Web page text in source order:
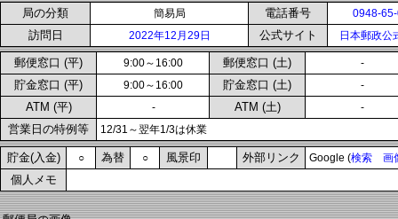
局の分類
簡易局 電話番号 0948-
訪問日 2022年12月29日 公式サイト 日本郵政公
郵便窓口 (平) 9:00～16:00 郵便窓口 (土) -
貯金窓口 (平) 9:00～16:00 貯金窓口 (土) -
ATM (平) - ATM (土) -
営業日の特例等 12/31～翌年1/3は休業
貯金(入金) ○ 為替 ○ 風景印 外部リンク Google (検索 画
個人メモ